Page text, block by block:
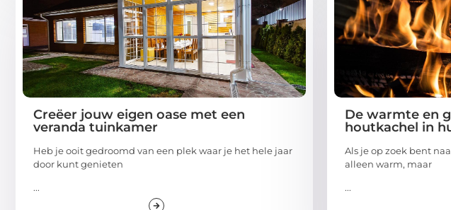
Creëer jouw eigen oase met een
veranda tuinkamer
Heb je ooit gedroomd van een plek waar je het hele jaar
door kunt genieten
...
De warmte en
houtkachel in
Als je op zoek bent
alleen warm, maar
...